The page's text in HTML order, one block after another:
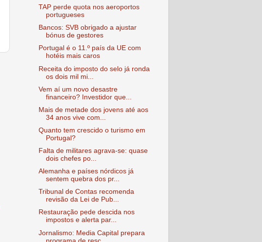
TAP perde quota nos aeroportos
portugueses
Bancos: SVB obrigado a ajustar
bónus de gestores
Portugal é o 11.º país da UE com
hotéis mais caros
Receita do imposto do selo já ronda
os dois mil mi...
Vem aí um novo desastre
financeiro? Investidor que...
Mais de metade dos jovens até aos
34 anos vive com...
Quanto tem crescido o turismo em
Portugal?
Falta de militares agrava-se: quase
dois chefes po...
Alemanha e países nórdicos já
sentem quebra dos pr...
Tribunal de Contas recomenda
revisão da Lei de Pub...
Restauração pede descida nos
impostos e alerta par...
Jornalismo: Media Capital prepara
programa de resc...